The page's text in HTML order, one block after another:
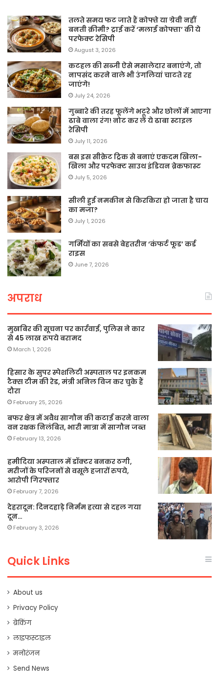
तलते समय फट जाते हैं कोफ्ते या ग्रेवी नहीं
बनती क्रीमी? ट्राई करें ‘मलाई कोफ्ता’ की ये
परफेक्ट रेसिपी
August 3, 2026
कटहल की सब्जी ऐसे मसालेदार बनाएंगे, तो
नापसंद करने वाले भी उंगलियां चाटते रह
जाएंगे!
July 24, 2026
गुब्बारे की तरह फूलेंगे भटूरे और छोलों में आएगा
ढाबे वाला रंग! नोट कर लें ये ढाबा स्टाइल
रेसिपी
July 11, 2026
बस इस सीक्रेट ट्रिक से बनाएं एकदम खिला-
खिला और परफेक्ट साउथ इंडियन ब्रेकफास्ट
July 5, 2026
सीली हुई नमकीन से किरकिरा हो जाता है चाय
का मजा?
July 1, 2026
गर्मियों का सबसे बेहतरीन ‘कंफर्ट फूड’ कर्ड
राइस
June 7, 2026
अपराध
मुखबिर की सूचना पर कार्रवाई, पुलिस ने कार
से 45 लाख रुपये बरामद
March 1, 2026
हिसार के सुपर स्पेशलिटी अस्पताल पर इनकम
टैक्स टीम की रेड, मंत्री अनिल विज कर चुके हैं
दौरा
February 25, 2026
बफर क्षेत्र में अवैध सागौन की कटाई करने वाला
वन रक्षक निलंबित, भारी मात्रा में सागौन जब्त
February 13, 2026
हमीदिया अस्पताल में डॉक्टर बनकर ठगी,
मरीजों के परिजनों से वसूले हजारों रुपये,
आरोपी गिरफ्तार
February 7, 2026
देहरादून: दिनदहाड़े निर्मम हत्या से दहल गया
दून…
February 3, 2026
Quick Links
About us
Privacy Policy
ब्रेकिंग
लाइफस्टाइल
मनोरंजन
Send News